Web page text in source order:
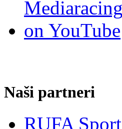
Naši partneri
RUFA Sport